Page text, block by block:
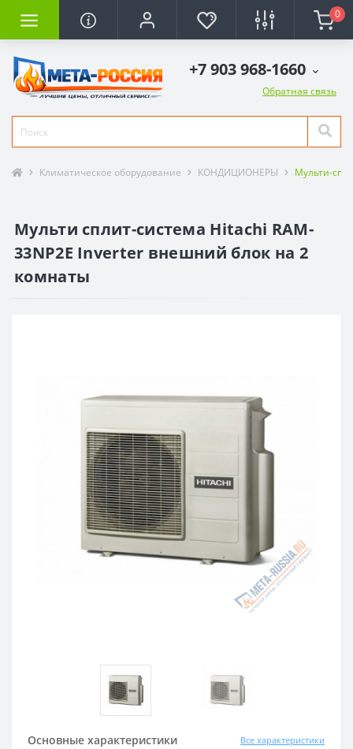
0
+7 903 968-1660
Обратная связь
Климатическое оборудование КОНДИЦИОНЕРЫ Мульти-
Мульти сплит-система Hitachi RAM-
33NP2E Inverter внешний блок на 2
комнаты
Основные характеристики Все характеристики